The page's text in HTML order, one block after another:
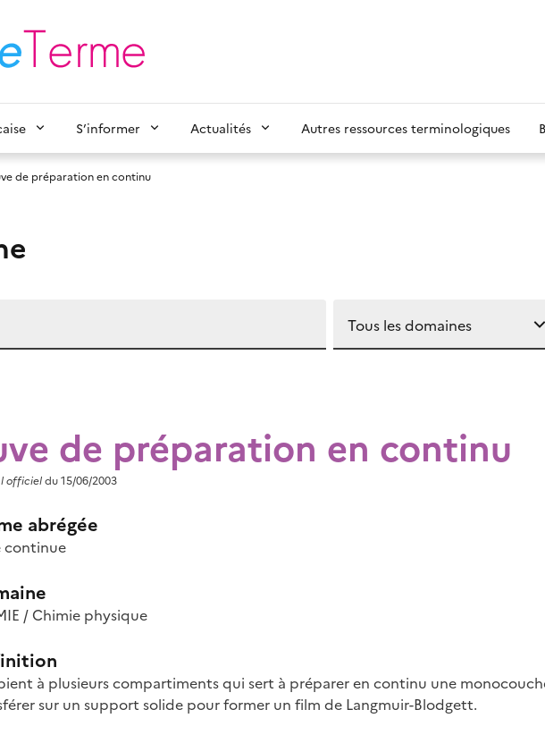
S’informer Actualités Autres ressources terminologiques
de préparation en continu
de préparation en continu
officieldu 15/06/2003
abrégée
continue
/ Chimie physique
à plusieurs compartiments qui sert à préparer en continu une
sur un support solide pour former un film de Langmuir-Blodgett.